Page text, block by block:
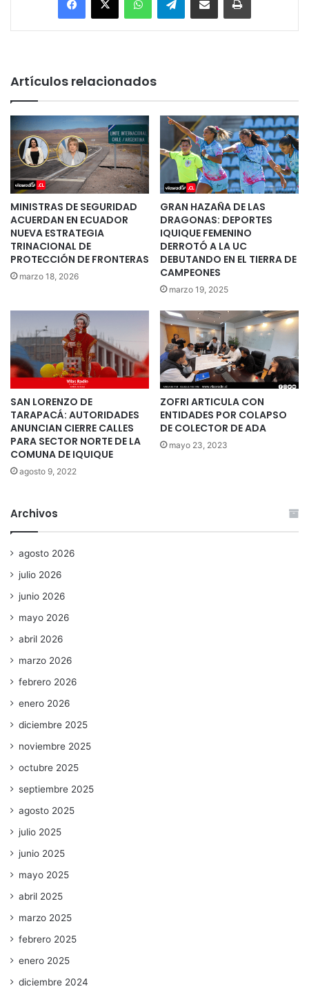
Artículos relacionados
MINISTRAS DE SEGURIDAD
ACUERDAN EN ECUADOR
NUEVA ESTRATEGIA
TRINACIONAL DE
PROTECCIÓN DE FRONTERAS
marzo 18, 2026
GRAN HAZAÑA DE LAS
DRAGONAS: DEPORTES
IQUIQUE FEMENINO
DERROTÓ A LA UC
DEBUTANDO EN EL TIERRA DE
CAMPEONES
marzo 19, 2025
SAN LORENZO DE
TARAPACÁ: AUTORIDADES
ANUNCIAN CIERRE CALLES
PARA SECTOR NORTE DE LA
COMUNA DE IQUIQUE
agosto 9, 2022
ZOFRI ARTICULA CON
ENTIDADES POR COLAPSO
DE COLECTOR DE ADA
mayo 23, 2023
Archivos
agosto 2026
julio 2026
junio 2026
mayo 2026
abril 2026
marzo 2026
febrero 2026
enero 2026
diciembre 2025
noviembre 2025
octubre 2025
septiembre 2025
agosto 2025
julio 2025
junio 2025
mayo 2025
abril 2025
marzo 2025
febrero 2025
enero 2025
diciembre 2024